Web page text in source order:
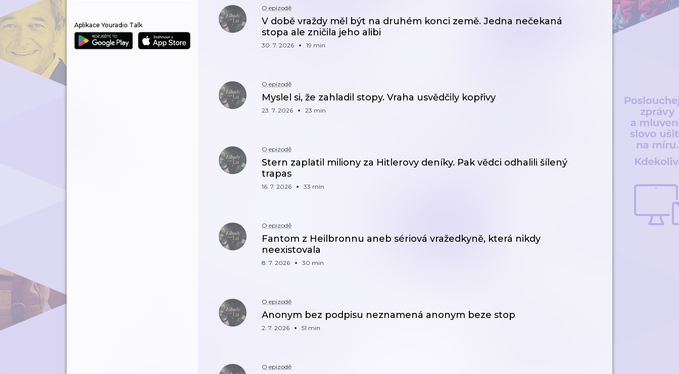
Aplikace Youradio Talk
O epizodě
V době vraždy měl být na druhém konci země. Jedna nečekaná
stopa ale zničila jeho alibi
30. 7. 2026 19 min
O epizodě
Myslel si, že zahladil stopy. Vraha usvědčily kopřivy
23. 7. 2026 23 min
O epizodě
Stern zaplatil miliony za Hitlerovy deníky. Pak vědci odhalili šílený
trapas
16. 7. 2026 33 min
O epizodě
Fantom z Heilbronnu aneb sériová vražedkyně, která nikdy
neexistovala
8. 7. 2026 30 min
O epizodě
Anonym bez podpisu neznamená anonym beze stop
2. 7. 2026 51 min
O epizodě